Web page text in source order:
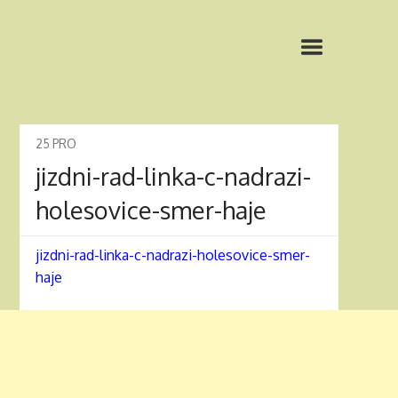
25 PRO
jizdni-rad-linka-c-nadrazi-
holesovice-smer-haje
jizdni-rad-linka-c-nadrazi-holesovice-smer-
haje